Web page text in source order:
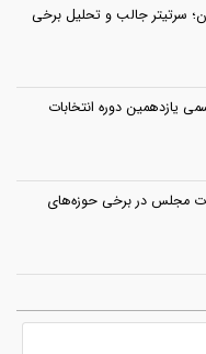
سرتیتر جالب و تحلیل برخی
یازدهمین دوره انتخابات
مجلس در برخی حوزه‌های